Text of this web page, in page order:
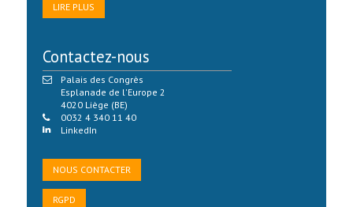
LIRE PLUS
Contactez-nous
Palais des Congrès
Esplanade de l'Europe 2
4020 Liège (BE)
0032 4 340 11 40
LinkedIn
NOUS CONTACTER
RGPD